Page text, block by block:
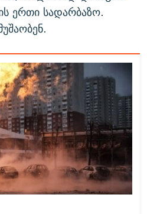
ერთი სადარბაზო.